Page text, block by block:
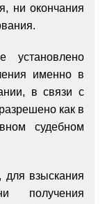
ни окончания
установлено
именно в
в связи с
как в
судебном
для взыскания
получения